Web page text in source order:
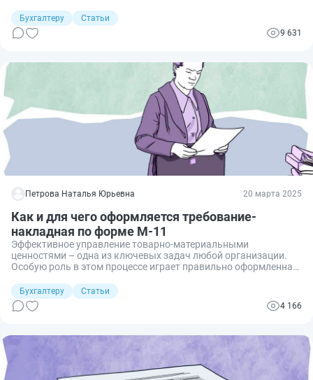
только в коммерческом секторе, бюджетники используют
другую форму требования-накладной.
Бухгалтеру
Статьи
9 631
Петрова Наталья Юрьевна 20 марта 2025
Как и для чего оформляется требование-
накладная по форме М-11
Эффективное управление товарно-материальными
ценностями – одна из ключевых задач любой организации.
Особую роль в этом процессе играет правильно оформленная
является важнейшим документом для учета движения ТМЦ
внутри организации. Разберем пример заполнения
требования-накладной по форме М-11 в 2026 году.
Бухгалтеру
Статьи
4 166